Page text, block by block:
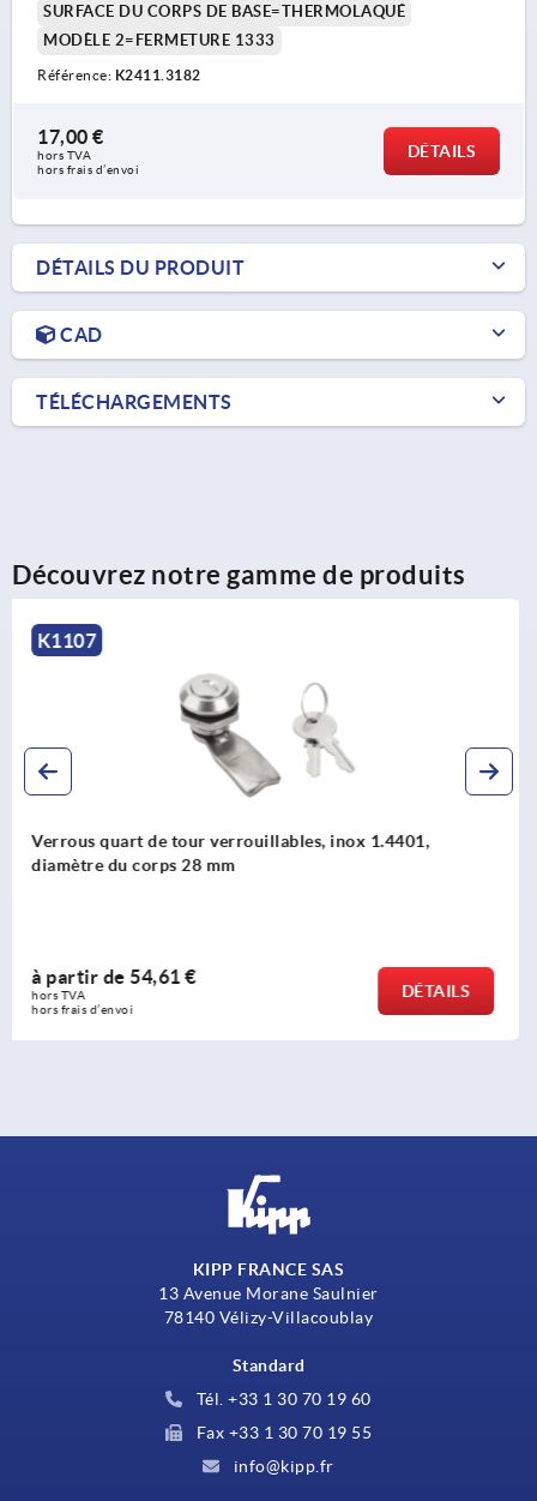
SURFACE DU CORPS DE BASE=THERMOLAQUÉ
MODÈLE 2=FERMETURE 1333
Référence: K2411.3182
17,00 €
hors TVA
hors frais d’envoi
DÉTAILS
DÉTAILS DU PRODUIT
CAD
TÉLÉCHARGEMENTS
Découvrez notre gamme de produits
Verrous quart de tour verrouillables, inox 1.4401,
diamètre du corps 30 mm
à partir de
hors frais d’envoi
KIPP FRANCE SAS
13 Avenue Morane Saulnier
78140 Vélizy-Villacoublay
Standard
Tél. +33 1 30 70 19 60
Fax +33 1 30 70 19 55
info@kipp.fr